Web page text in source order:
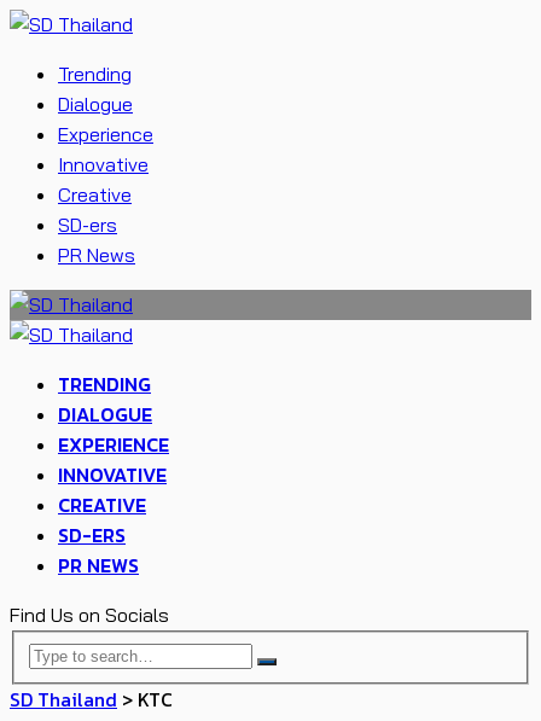
Trending
Dialogue
Experience
Innovative
Creative
SD-ers
PR News
TRENDING
DIALOGUE
EXPERIENCE
INNOVATIVE
CREATIVE
SD-ERS
PR NEWS
Find Us on Socials
SD Thailand > KTC